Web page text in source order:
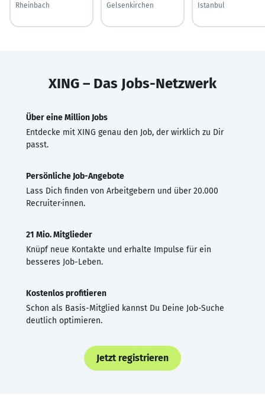
Rheinbach
Gelsenkirchen
Istanbul
XING – Das Jobs-Netzwerk
Über eine Million Jobs
Entdecke mit XING genau den Job, der wirklich zu Dir
passt.
Persönliche Job-Angebote
Lass Dich finden von Arbeitgebern und über 20.000
Recruiter·innen.
21 Mio. Mitglieder
Knüpf neue Kontakte und erhalte Impulse für ein
besseres Job-Leben.
Kostenlos profitieren
Schon als Basis-Mitglied kannst Du Deine Job-Suche
deutlich optimieren.
Jetzt registrieren